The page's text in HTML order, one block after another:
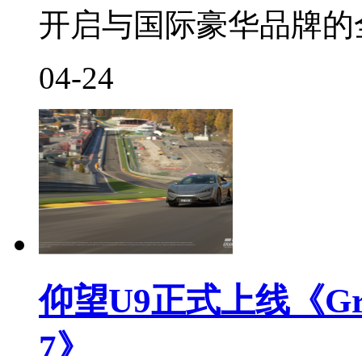
开启与国际豪华品牌
04-24
仰望U9正式上线《
7》